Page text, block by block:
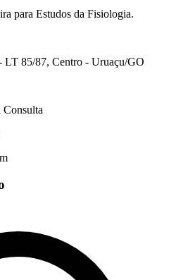
para Estudos da Fisiologia.
LT 85/87, Centro - Uruaçu/GO
Consulta